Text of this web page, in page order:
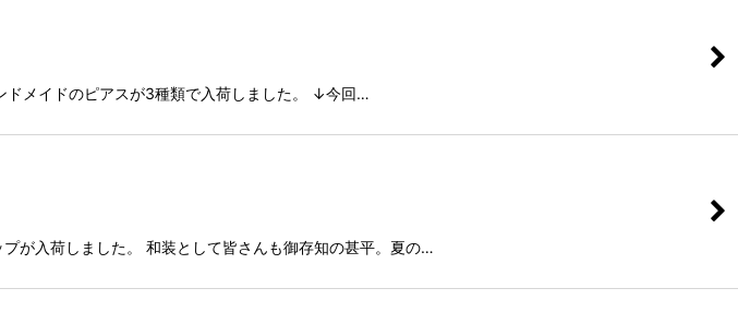
ドメイドのピアスが3種類で入荷しました。 ↓今回…
が入荷しました。 和装として皆さんも御存知の甚平。夏の…